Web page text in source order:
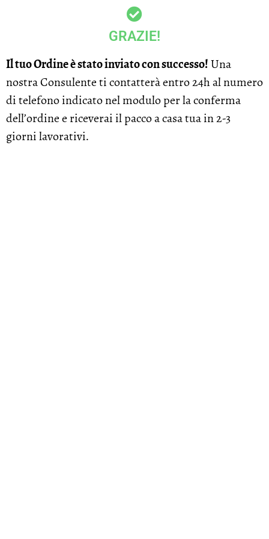
GRAZIE!
Il tuo Ordine è stato inviato con successo!Una
nostra Consulente ti contatterà entro 24h al numero
di telefono indicato nel modulo per la conferma
dell’ordine e riceverai il pacco a casa tua in 2-3
giorni lavorativi.